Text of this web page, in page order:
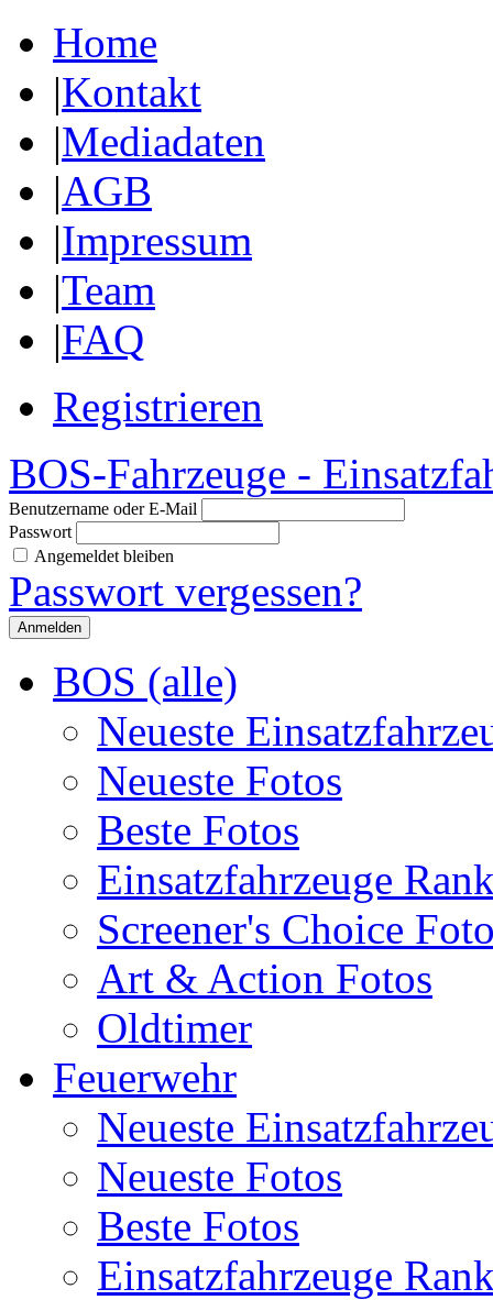
Home
|Kontakt
|Mediadaten
|AGB
|Impressum
|Team
|FAQ
Registrieren
BOS-Fahrzeuge -
Benutzername oder E-Mail
Passwort
Angemeldet bleiben
Passwort vergessen?
BOS (alle)
Neueste
Neueste Fotos
Beste Fotos
Einsatzfahrzeuge
Screener's Choice
Art & Action Fotos
Oldtimer
Feuerwehr
Neueste
Neueste Fotos
Beste Fotos
Einsatzfahrzeuge